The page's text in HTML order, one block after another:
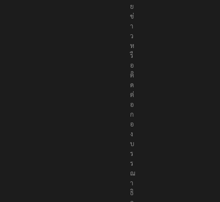
ย
ข่
า
ว
ห
รื
อ
ติ
ด
ต่
อ
ก
อ
ง
บ
ร
ร
ณ
า
ธิ